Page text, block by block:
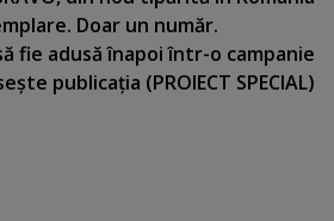
Doar un număr.
fie adusă înapoi într-o campanie
publicaţia (PROIECT SPECIAL)